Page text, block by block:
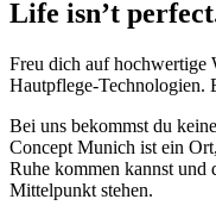
Life isn’t
Freu dich auf hochwertige
Hautpflege-Technologien.
Bei uns bekommst du
Concept Munich ist ein
Ruhe kommen kannst
Mittelpunkt stehen.